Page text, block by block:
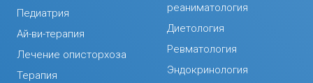
Педиатрия
Ай-ви-терапия
Лечение описторхоза
Терапия
реаниматология
Диетология
Ревматология
Эндокринология